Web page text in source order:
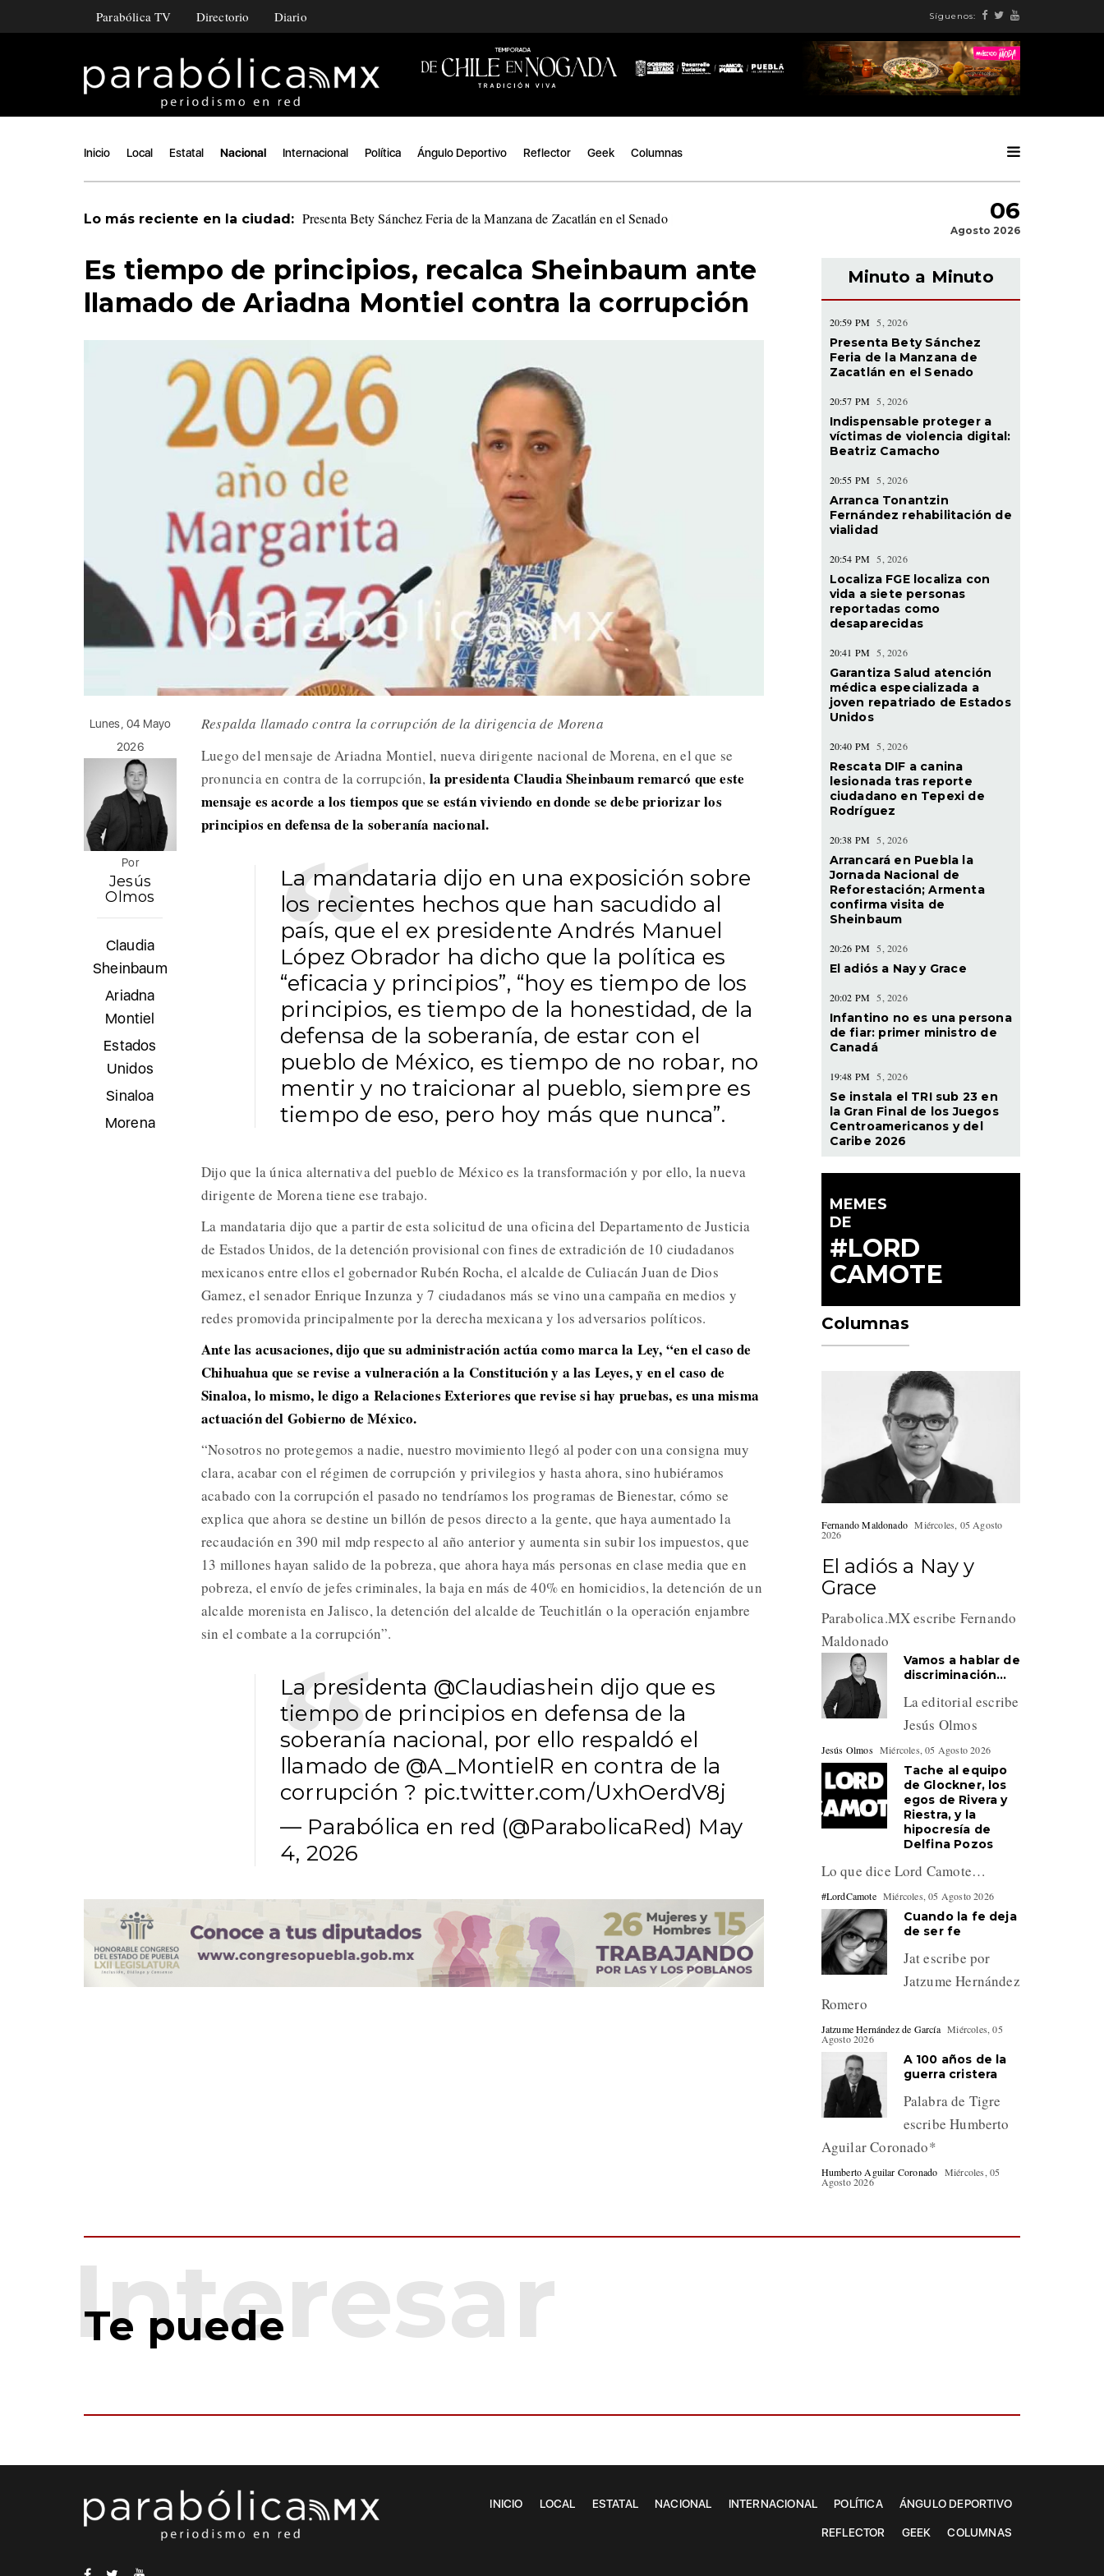
Parabólica TV Directorio Diario Síguenos:
Inicio Local Estatal Nacional Internacional Política Ángulo Deportivo Reflector Geek Columnas
Lo más reciente en la ciudad: Presenta Bety Sánchez Feria de la Manzana de Zacatlán en el Senado 06
Agosto 2026
Es tiempo de principios, recalca Sheinbaum ante
llamado de Ariadna Montiel contra la corrupción
Lunes, 04 Mayo
2026
Por
Jesús
Olmos
Claudia
Sheinbaum
Ariadna
Montiel
Estados
Unidos
Sinaloa
Morena
Respalda llamado contra la corrupción de la dirigencia de Morena
Luego del mensaje de Ariadna Montiel, nueva dirigente nacional de Morena, en el que se
pronuncia en contra de la corrupción, la presidenta Claudia Sheinbaum remarcó que este
mensaje es acorde a los tiempos que se están viviendo en donde se debe priorizar los
principios en defensa de la soberanía nacional.
La mandataria dijo en una exposición sobre
los recientes hechos que han sacudido al
país, que el ex presidente Andrés Manuel
López Obrador ha dicho que la política es
“eficacia y principios”, “hoy es tiempo de los
principios, es tiempo de la honestidad, de la
defensa de la soberanía, de estar con el
pueblo de México, es tiempo de no robar, no
mentir y no traicionar al pueblo, siempre es
tiempo de eso, pero hoy más que nunca”.
Dijo que la única alternativa del pueblo de México es la transformación y por ello, la nueva
dirigente de Morena tiene ese trabajo.
La mandataria dijo que a partir de esta solicitud de una oficina del Departamento de Justicia
de Estados Unidos, de la detención provisional con fines de extradición de 10 ciudadanos
mexicanos entre ellos el gobernador Rubén Rocha, el alcalde de Culiacán Juan de Dios
Gamez, el senador Enrique Inzunza y 7 ciudadanos más se vino una campaña en medios y
redes promovida principalmente por la derecha mexicana y los adversarios políticos.
Ante las acusaciones, dijo que su administración actúa como marca la Ley, “en el caso de
Chihuahua que se revise a vulneración a la Constitución y a las Leyes, y en el caso de
Sinaloa, lo mismo, le digo a Relaciones Exteriores que revise si hay pruebas, es una misma
actuación del Gobierno de México.
“Nosotros no protegemos a nadie, nuestro movimiento llegó al poder con una consigna muy
clara, acabar con el régimen de corrupción y privilegios y hasta ahora, sino hubiéramos
acabado con la corrupción el pasado no tendríamos los programas de Bienestar, cómo se
explica que ahora se destine un billón de pesos directo a la gente, que haya aumentado la
recaudación en 390 mil mdp respecto al año anterior y aumenta sin subir los impuestos, que
13 millones hayan salido de la pobreza, que ahora haya más personas en clase media que en
pobreza, el envío de jefes criminales, la baja en más de 40% en homicidios, la detención de un
alcalde morenista en Jalisco, la detención del alcalde de Teuchitlán o la operación enjambre
sin el combate a la corrupción”.
La presidenta @Claudiashein dijo que es
tiempo de principios en defensa de la
soberanía nacional, por ello respaldó el
llamado de @A_MontielR en contra de la
corrupción ? pic.twitter.com/UxhOerdV8j
— Parabólica en red (@ParabolicaRed) May
4, 2026
Minuto a Minuto
20:59 PM 5, 2026
Presenta Bety Sánchez
Feria de la Manzana de
Zacatlán en el Senado
20:57 PM 5, 2026
Indispensable proteger a
víctimas de violencia digital:
Beatriz Camacho
20:55 PM 5, 2026
Arranca Tonantzin
Fernández rehabilitación de
vialidad
20:54 PM 5, 2026
Localiza FGE localiza con
vida a siete personas
reportadas como
desaparecidas
20:41 PM 5, 2026
Garantiza Salud atención
médica especializada a
joven repatriado de Estados
Unidos
20:40 PM 5, 2026
Rescata DIF a canina
lesionada tras reporte
ciudadano en Tepexi de
Rodríguez
20:38 PM 5, 2026
Arrancará en Puebla la
Jornada Nacional de
Reforestación; Armenta
confirma visita de
Sheinbaum
20:26 PM 5, 2026
El adiós a Nay y Grace
20:02 PM 5, 2026
Infantino no es una persona
de fiar: primer ministro de
Canadá
19:48 PM 5, 2026
Se instala el TRI sub 23 en
la Gran Final de los Juegos
Centroamericanos y del
Caribe 2026
MEMES
DE
#LORD
CAMOTE
Columnas
Fernando Maldonado Miércoles, 05 Agosto
2026
El adiós a Nay y
Grace
Parabolica.MX escribe Fernando
Maldonado
Vamos a hablar de
discriminación…
La editorial escribe
Jesús Olmos
Jesús Olmos Miércoles, 05 Agosto 2026
Tache al equipo
de Glockner, los
egos de Rivera y
Riestra, y la
hipocresía de
Delfina Pozos
Lo que dice Lord Camote…
#LordCamote Miércoles, 05 Agosto 2026
Cuando la fe deja
de ser fe
Jat escribe por
Jatzume Hernández
Romero
Jatzume Hernández de García Miércoles, 05
Agosto 2026
A 100 años de la
guerra cristera
Palabra de Tigre
escribe Humberto
Aguilar Coronado*
Humberto Aguilar Coronado Miércoles, 05
Agosto 2026
Te puede
INICIO LOCAL ESTATAL NACIONAL INTERNACIONAL POLÍTICA ÁNGULO DEPORTIVO
REFLECTOR GEEK COLUMNAS